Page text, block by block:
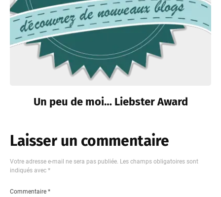
Un peu de moi… Liebster Award
Laisser un commentaire
Votre adresse e-mail ne sera pas publiée. Les champs obligatoires sont
indiqués avec *
Commentaire *